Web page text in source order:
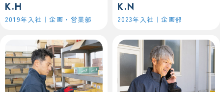
K.H
K.H
2019年入社｜企画・営業部
K.N
K.N
2023年入社｜企画部